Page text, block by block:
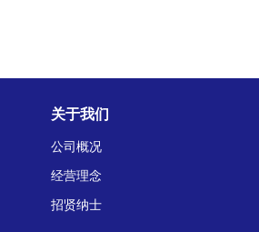
关于我们
公司概况
经营理念
招贤纳士